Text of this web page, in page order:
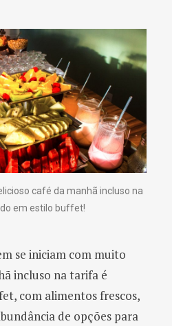
café da manhã incluso na
em estilo buffet!
se iniciam com muito
incluso na tarifa é
com alimentos frescos,
de opções para